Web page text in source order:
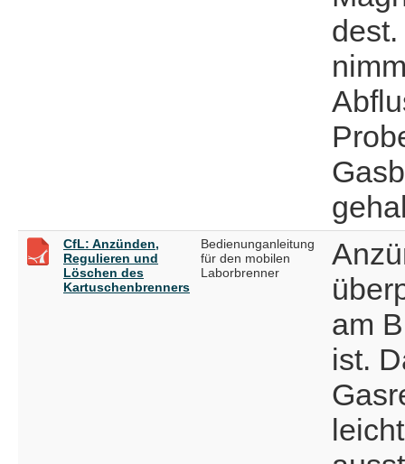
CfL: Anzünden,
Regulieren und
Löschen des
Kartuschenbrenners
Bedienunganleitung
für den mobilen
Laborbrenner
am
ist.